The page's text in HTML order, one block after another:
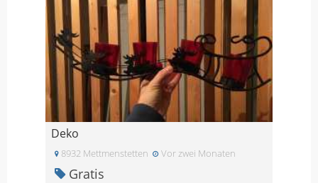
Deko
8932 Mettmenstetten Vor zwei Monaten
Gratis